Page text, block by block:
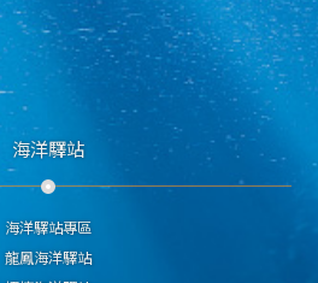
海洋驛站
海洋驛站專區
龍鳳海洋驛站